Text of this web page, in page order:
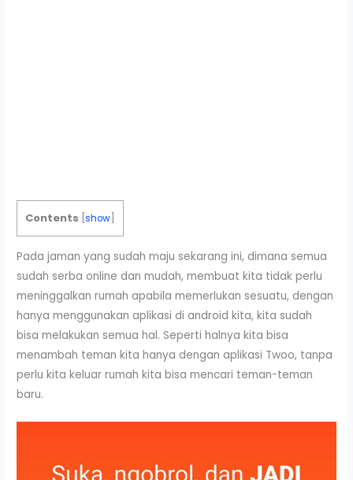
Contents [show
Pada jaman yang sudah maju sekarang ini, dimana semua
sudah serba online dan mudah, membuat kita tidak perlu
meninggalkan rumah apabila memerlukan sesuatu, dengan
hanya menggunakan aplikasi di android kita, kita sudah
bisa melakukan semua hal. Seperti halnya kita bisa
menambah teman kita hanya dengan aplikasi Twoo, tanpa
perlu kita keluar rumah kita bisa mencari teman-teman
baru.